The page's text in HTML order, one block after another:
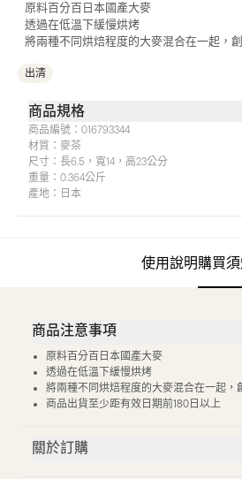
原料百分百日本國產大麥
透過在低溫下緩慢烘烤
將兩種不同烘焙程度的大麥混合在一起，
出清
商品規格
商品編號： 016793344
材質： 麥茶
尺寸： 長6.5，寬14，高23公分
重量： 0.364公斤
產地： 日本
使用說明購買須
商品注意事項
原料百分百日本國產大麥
透過在低溫下緩慢烘烤
將兩種不同烘焙程度的大麥混合在一起，
商品出貨至少距有效日期前180日以上
關於訂購